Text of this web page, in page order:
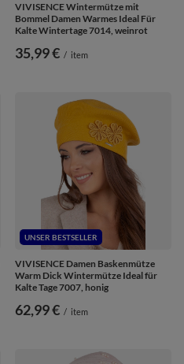
VIVISENCE Wintermütze mit
Bommel Damen Warmes Ideal Für
Kalte Wintertage 7014, weinrot
35,99 € / item
UNSER BESTSELLER
VIVISENCE Damen Baskenmütze
Warm Dick Wintermütze Ideal für
Kalte Tage 7007, honig
62,99 € / item